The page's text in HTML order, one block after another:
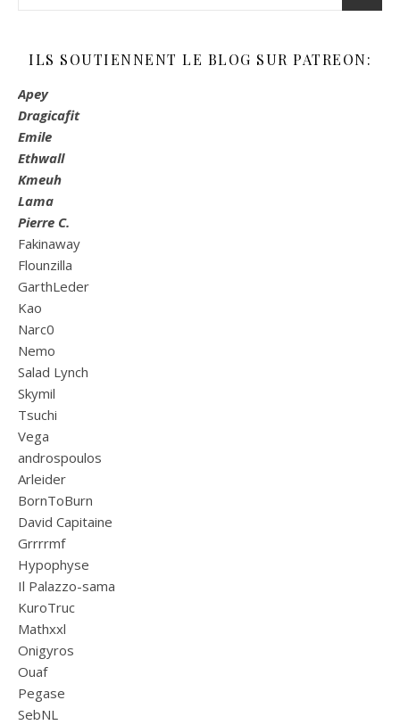
ILS SOUTIENNENT LE BLOG SUR PATREON:
Apey
Dragicafit
Emile
Ethwall
Kmeuh
Lama
Pierre C.
Fakinaway
Flounzilla
GarthLeder
Kao
Narc0
Nemo
Salad Lynch
Skymil
Tsuchi
Vega
androspoulos
Arleider
BornToBurn
David Capitaine
Grrrrmf
Hypophyse
Il Palazzo-sama
KuroTruc
Mathxxl
Onigyros
Ouaf
Pegase
SebNL